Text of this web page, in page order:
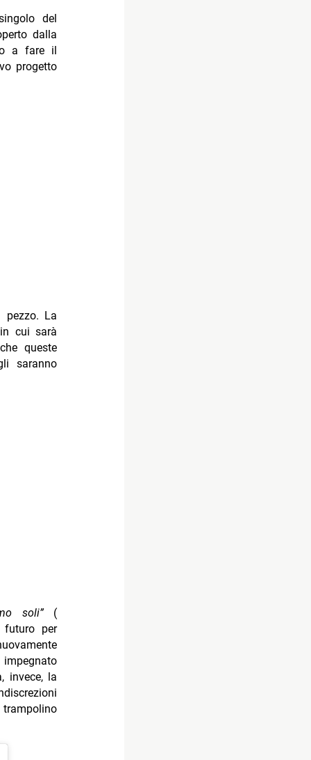
del
dalla
a fare il
progetto
La
cui sarà
queste
saranno
soli” (
per
invece, la